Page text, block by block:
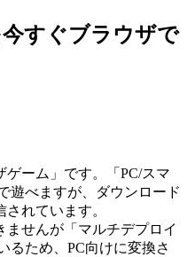
すぐブラウザで
ーム」です。「PC/スマ
遊べますが、ダウンロード
れています。
せんが「マルチデプロイ
るため、PC向けに変換さ